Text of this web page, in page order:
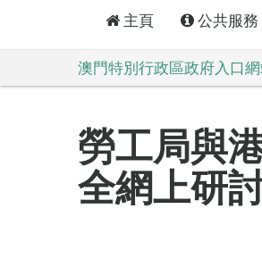
主頁 公共服務
澳門特別行政區政府入口
勞工局與
全網上研